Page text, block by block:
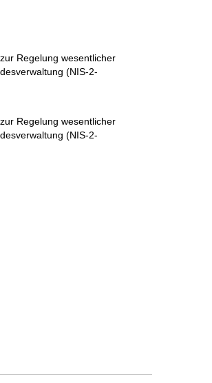
Regelung wesentlicher
(NIS-2-
Regelung wesentlicher
(NIS-2-